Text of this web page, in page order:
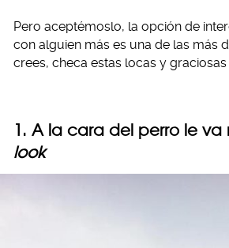
Pero aceptémoslo, la opción de
con alguien más es una de las más
crees, checa estas locas y graciosas
1. A la cara del perro le va
look